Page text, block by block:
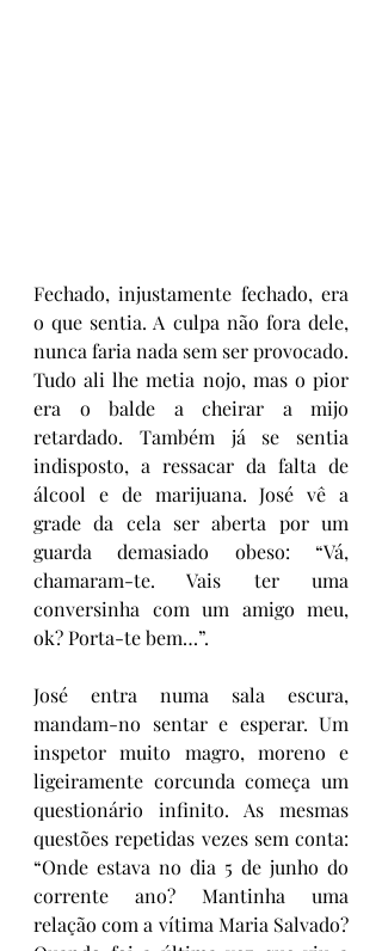
Fechado, injustamente fechado, era
o que sentia. A culpa não fora dele,
nunca faria nada sem ser provocado.
Tudo ali lhe metia nojo, mas o pior
era o balde a cheirar a mijo
retardado. Também já se sentia
indisposto, a ressacar da falta de
álcool e de marijuana. José vê a
grade da cela ser aberta por um
guarda demasiado obeso: “Vá,
chamaram-te. Vais ter uma
conversinha com um amigo meu,
ok? Porta-te bem…”.
José entra numa sala escura,
mandam-no sentar e esperar. Um
inspetor muito magro, moreno e
ligeiramente corcunda começa um
questionário infinito. As mesmas
questões repetidas vezes sem conta:
“Onde estava no dia 5 de junho do
corrente ano? Mantinha uma
relação com a vítima Maria Salvado?